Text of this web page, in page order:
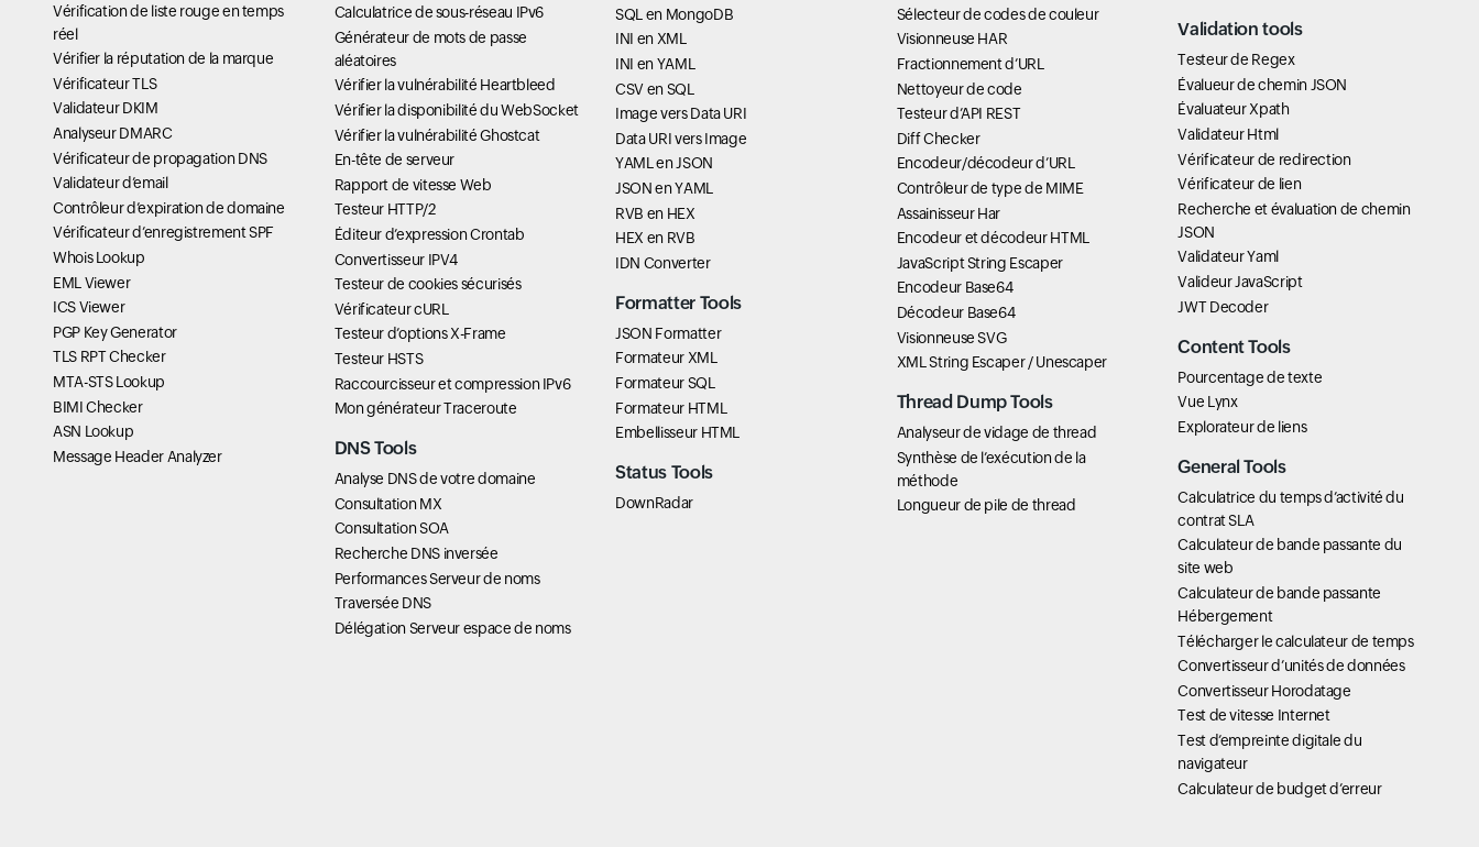
Vérification de liste rouge en temps
réel
Vérifier la réputation de la marque
Vérificateur TLS
Validateur DKIM
Analyseur DMARC
Vérificateur de propagation DNS
Validateur d’email
Contrôleur d’expiration de domaine
Vérificateur d’enregistrement SPF
Whois Lookup
EML Viewer
ICS Viewer
PGP Key Generator
TLS RPT Checker
MTA-STS Lookup
BIMI Checker
ASN Lookup
Message Header Analyzer
Calculatrice de sous-réseau IPv6
Générateur de mots de passe
aléatoires
Vérifier la vulnérabilité Heartbleed
Vérifier la disponibilité du WebSocket
Vérifier la vulnérabilité Ghostcat
En-tête de serveur
Rapport de vitesse Web
Testeur HTTP/2
Éditeur d’expression Crontab
Convertisseur IPV4
Testeur de cookies sécurisés
Vérificateur cURL
Testeur d’options X-Frame
Testeur HSTS
Raccourcisseur et compression IPv6
Mon générateur Traceroute
DNS Tools
Analyse DNS de votre domaine
Consultation MX
Consultation SOA
Recherche DNS inversée
Performances Serveur de noms
Traversée DNS
Délégation Serveur espace de noms
SQL en MongoDB
INI en XML
INI en YAML
CSV en SQL
Image vers Data URI
Data URI vers Image
YAML en JSON
JSON en YAML
RVB en HEX
HEX en RVB
IDN Converter
Formatter Tools
JSON Formatter
Formateur XML
Formateur SQL
Formateur HTML
Embellisseur HTML
Status Tools
DownRadar
Sélecteur de codes de couleur
Visionneuse HAR
Fractionnement d’URL
Nettoyeur de code
Testeur d’API REST
Diff Checker
Encodeur/décodeur d’URL
Contrôleur de type de MIME
Assainisseur Har
Encodeur et décodeur HTML
JavaScript String Escaper
Encodeur Base64
Décodeur Base64
Visionneuse SVG
XML String Escaper / Unescaper
Thread Dump Tools
Analyseur de vidage de thread
Synthèse de l’exécution de la
méthode
Longueur de pile de thread
Validation tools
Testeur de Regex
Évalueur de chemin JSON
Évaluateur Xpath
Validateur Html
Vérificateur de redirection
Vérificateur de lien
Recherche et évaluation de chemin
JSON
Validateur Yaml
Valideur JavaScript
JWT Decoder
Content Tools
Pourcentage de texte
Vue Lynx
Explorateur de liens
General Tools
Calculatrice du temps d’activité du
contrat SLA
Calculateur de bande passante du
site web
Calculateur de bande passante
Hébergement
Télécharger le calculateur de temps
Convertisseur d’unités de données
Convertisseur Horodatage
Test de vitesse Internet
Test d’empreinte digitale du
navigateur
Calculateur de budget d’erreur